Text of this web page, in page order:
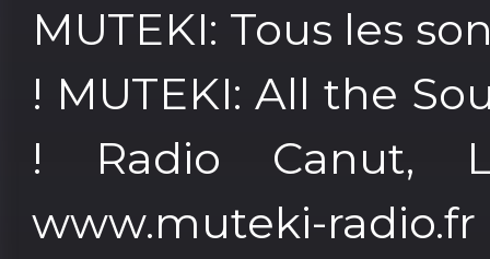
MUTEKI: Tous les
! MUTEKI: All the
! Radio Canut,
www.muteki-radio.fr